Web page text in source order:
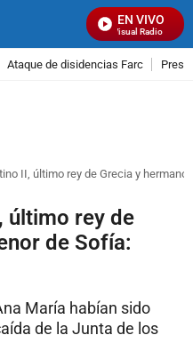
EN VIVO
Señal Visual Radio
Ataque de disidencias Farc
II, último rey de Grecia y hermano
último rey de
de Sofía:
María habían sido
de la Junta de los